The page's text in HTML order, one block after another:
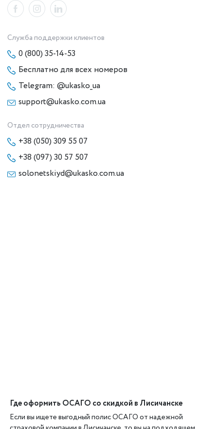
Служба поддержки клиентов
0 (800) 35-14-53
Бесплатно для всех номеров
Telegram: @ukasko_ua
support@ukasko.com.ua
Отдел сотрудничества
+38 (050) 309 55 07
+38 (097) 30 57 507
solonetskiyd@ukasko.com.ua
Где оформить ОСАГО со скидкой в Лисичанске
Если вы ищете выгодный полис ОСАГО от надежной